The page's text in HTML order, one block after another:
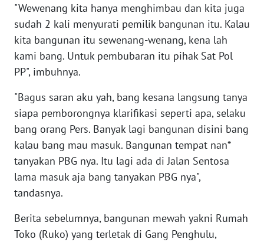
"Wewenang kita hanya menghimbau dan kita juga
sudah 2 kali menyurati pemilik bangunan itu. Kalau
kita bangunan itu sewenang-wenang, kena lah
kami bang. Untuk pembubaran itu pihak Sat Pol
PP", imbuhnya.
"Bagus saran aku yah, bang kesana langsung tanya
siapa pemborongnya klarifikasi seperti apa, selaku
bang orang Pers. Banyak lagi bangunan disini bang
kalau bang mau masuk. Bangunan tempat nan*
tanyakan PBG nya. Itu lagi ada di Jalan Sentosa
lama masuk aja bang tanyakan PBG nya",
tandasnya.
Berita sebelumnya, bangunan mewah yakni Rumah
Toko (Ruko) yang terletak di Gang Penghulu,
WN
SUMSEL
WN
BENGKULU
LAMPUNG
WN
JATENG
WN
WN